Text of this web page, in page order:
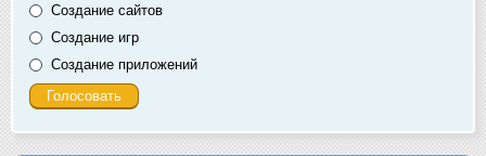
Создание сайтов
Создание игр
Создание приложений